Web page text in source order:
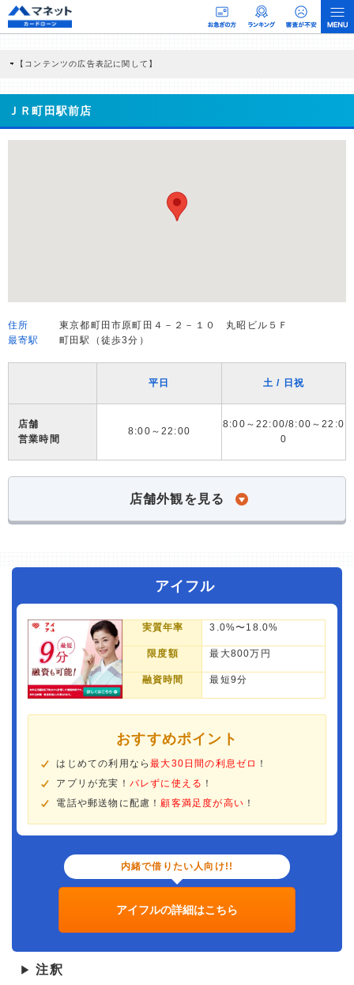
【コンテンツの広告表記に関して】
商品を根拠なくPRするものではなく、当編集部の調査／ユーザーへの口コミ収集な
どに基づき、公平性を担保した情報提供を行っています。
>提携企業一覧
ＪＲ町田駅前店
住所
東京都町田市原町田４－２－１０ 丸昭ビル５Ｆ
最寄駅
町田駅（徒歩3分）
平日 土 / 日祝
店舗
営業時間
8:00～22:00
8:00～22:00/8:00～22:0
0
店舗外観を見る
アイフル
実質年率 3.0%〜18.0%
限度額 最大800万円
融資時間 最短9分
おすすめポイント
はじめての利用なら最大30日間の利息ゼロ ！
アプリが充実！ バレずに使える ！
電話や郵送物に配慮！顧客満足度が高い ！
内緒で借りたい人向け!!
アイフルの詳細はこちら
▶ 注釈